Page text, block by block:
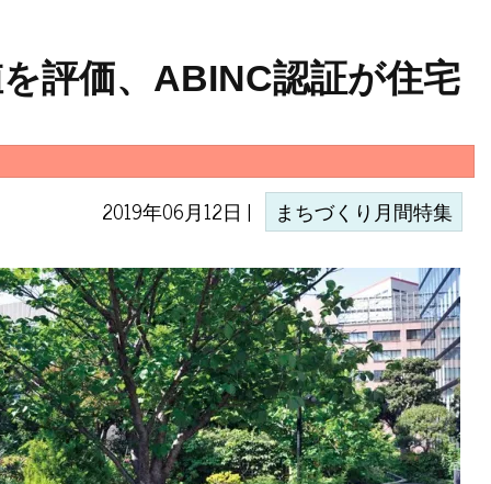
評価、ABINC認証が住宅
2019年06月12日 | まちづくり月間特集